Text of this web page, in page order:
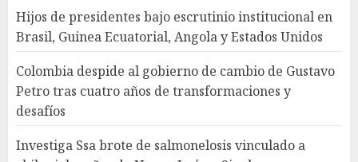
Hijos de presidentes bajo escrutinio institucional en
Brasil, Guinea Ecuatorial, Angola y Estados Unidos
Colombia despide al gobierno de cambio de Gustavo
Petro tras cuatro años de transformaciones y
desafíos
Investiga Ssa brote de salmonelosis vinculado a
5
Investiga Ssa brote de
chiles jalapeños de Nuevo
León y Sinaloa